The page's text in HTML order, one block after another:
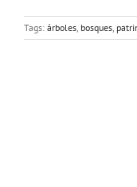
Tags: árboles bosques